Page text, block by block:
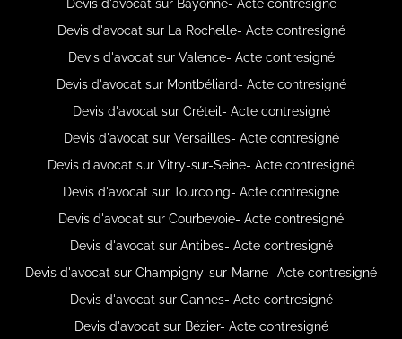
Devis d'avocat sur Bayonne- Acte contresigné
Devis d'avocat sur La Rochelle- Acte contresigné
Devis d'avocat sur Valence- Acte contresigné
Devis d'avocat sur Montbéliard- Acte contresigné
Devis d'avocat sur Créteil- Acte contresigné
Devis d'avocat sur Versailles- Acte contresigné
Devis d'avocat sur Vitry-sur-Seine- Acte contresigné
Devis d'avocat sur Tourcoing- Acte contresigné
Devis d'avocat sur Courbevoie- Acte contresigné
Devis d'avocat sur Antibes- Acte contresigné
Devis d'avocat sur Champigny-sur-Marne- Acte contresigné
Devis d'avocat sur Cannes- Acte contresigné
Devis d'avocat sur Bézier- Acte contresigné